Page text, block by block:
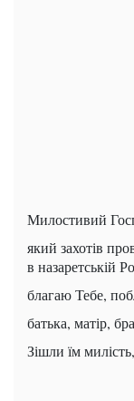
Милостивий
який захотів
в назаретській
благаю Тебе,
батька, матір,
Зішли їм